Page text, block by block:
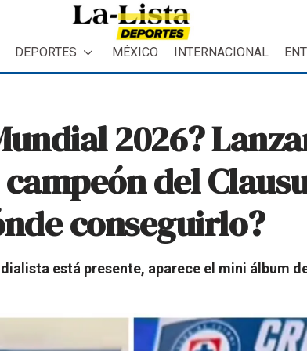
DEPORTES MÉXICO INTERNACIONAL
2026?
del
conseguirlo?
está presente, aparece el mini álbum